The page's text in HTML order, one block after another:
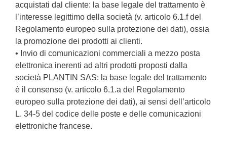
acquistati dal cliente: la base legale del trattamento è
l’interesse legittimo della società (v. articolo 6.1.f del
Regolamento europeo sulla protezione dei dati), ossia
la promozione dei prodotti ai clienti.
• Invio di comunicazioni commerciali a mezzo posta
elettronica inerenti ad altri prodotti proposti dalla
società PLANTIN SAS: la base legale del trattamento
è il consenso (v. articolo 6.1.a del Regolamento
europeo sulla protezione dei dati), ai sensi dell’articolo
L. 34-5 del codice delle poste e delle comunicazioni
elettroniche francese.